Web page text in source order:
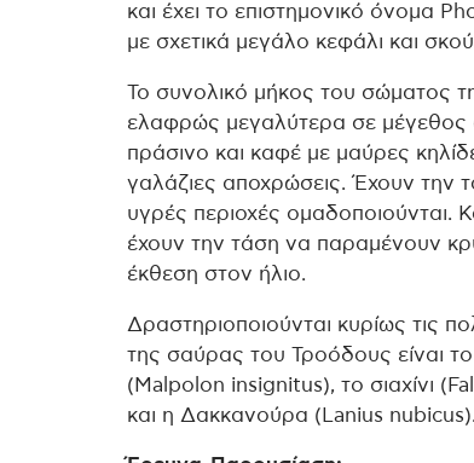
και έχει το επιστημονικό όνομα
με σχετικά μεγάλο κεφάλι και
Το συνολικό μήκος του σώματος
ελαφρώς μεγαλύτερα σε μέγεθος
πράσινο και καφέ με μαύρες
γαλάζιες αποχρώσεις. Έχουν την
υγρές περιοχές ομαδοποιούνται.
έχουν την τάση να παραμένουν
έκθεση στον ήλιο.
Δραστηριοποιούνται κυρίως τις
της σαύρας του Τροόδους είναι
(Malpolon insignitus), το σιαχίνι
και η Δακκανούρα (Lanius nubicus).